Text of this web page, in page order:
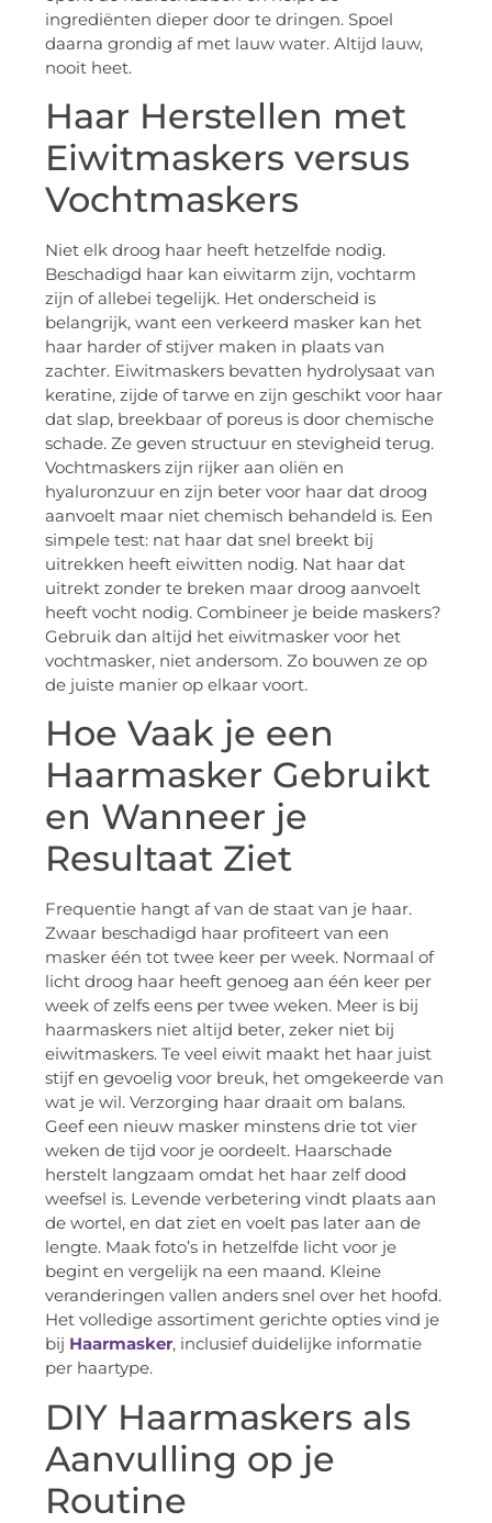
ingrediënten dieper door te dringen. Spoel
daarna grondig af met lauw water. Altijd lauw,
nooit heet.
Haar Herstellen met
Eiwitmaskers versus
Vochtmaskers
Niet elk droog haar heeft hetzelfde nodig.
Beschadigd haar kan eiwitarm zijn, vochtarm
zijn of allebei tegelijk. Het onderscheid is
belangrijk, want een verkeerd masker kan het
haar harder of stijver maken in plaats van
zachter. Eiwitmaskers bevatten hydrolysaat van
keratine, zijde of tarwe en zijn geschikt voor haar
dat slap, breekbaar of poreus is door chemische
schade. Ze geven structuur en stevigheid terug.
Vochtmaskers zijn rijker aan oliën en
hyaluronzuur en zijn beter voor haar dat droog
aanvoelt maar niet chemisch behandeld is. Een
simpele test: nat haar dat snel breekt bij
uitrekken heeft eiwitten nodig. Nat haar dat
uitrekt zonder te breken maar droog aanvoelt
heeft vocht nodig. Combineer je beide maskers?
Gebruik dan altijd het eiwitmasker voor het
vochtmasker, niet andersom. Zo bouwen ze op
de juiste manier op elkaar voort.
Hoe Vaak je een
Haarmasker Gebruikt
en Wanneer je
Resultaat Ziet
Frequentie hangt af van de staat van je haar.
Zwaar beschadigd haar profiteert van een
masker één tot twee keer per week. Normaal of
licht droog haar heeft genoeg aan één keer per
week of zelfs eens per twee weken. Meer is bij
haarmaskers niet altijd beter, zeker niet bij
eiwitmaskers. Te veel eiwit maakt het haar juist
stijf en gevoelig voor breuk, het omgekeerde van
wat je wil. Verzorging haar draait om balans.
Geef een nieuw masker minstens drie tot vier
weken de tijd voor je oordeelt. Haarschade
herstelt langzaam omdat het haar zelf dood
weefsel is. Levende verbetering vindt plaats aan
de wortel, en dat ziet en voelt pas later aan de
lengte. Maak foto’s in hetzelfde licht voor je
begint en vergelijk na een maand. Kleine
veranderingen vallen anders snel over het hoofd.
Het volledige assortiment gerichte opties vind je
bij Haarmasker, inclusief duidelijke informatie
per haartype.
DIY Haarmaskers als
Aanvulling op je
Routine